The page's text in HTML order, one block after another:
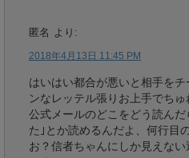
匿名 より:
2018年4月13日 11:45 PM
はいはい都合が悪いと相手を
ンなレッテル張りお上手でちゅ
公式メールのどこをどう読ん
た｣とか読めるんだよ、何行目
お？信者ちゃんにしか見えな